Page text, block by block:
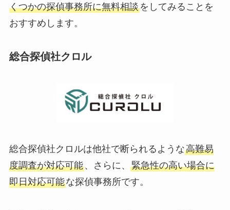
くつかの探偵事務所に無料相談をしてみることを
おすすめします。
総合探偵社クロル
総合探偵社クロルは他社で断られるような高難易
度調査が対応可能、さらに、 緊急性の高い場合に
即日対応可能な探偵事務所です。